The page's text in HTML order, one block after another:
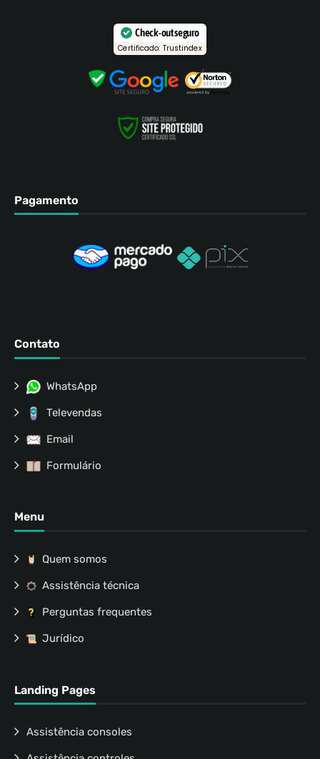
Check-out seguro
Certificado: Trustindex
Pagamento
Contato
WhatsApp
Televendas
Email
Formulário
Menu
Quem somos
Assistência técnica
Perguntas frequentes
Jurídico
Landing Pages
Assistência consoles